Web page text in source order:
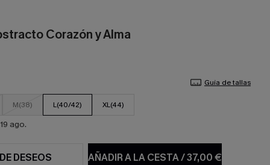
Corazón y Alma
Guía de tallas
M(38) L(40/42) XL(44)
ago.
AÑADIR A LA CESTA/37,00 €
DESEOS